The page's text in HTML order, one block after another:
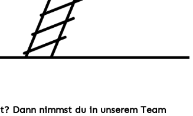
Dann nimmst du in unserem Team